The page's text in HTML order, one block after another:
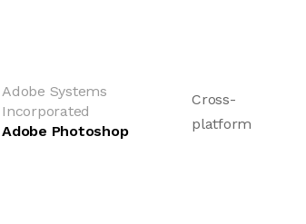
Adobe Systems
Incorporated
Adobe Photoshop
Cross-
platform